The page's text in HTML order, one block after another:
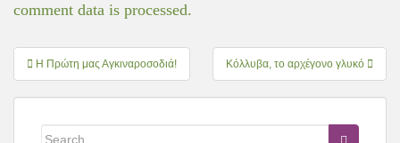
comment data is processed.
Πλοήγηση
άρθρων
Η Πρώτη μας Αγκιναροσοδιά! Κόλλυβα, το αρχέγονο γλυκό